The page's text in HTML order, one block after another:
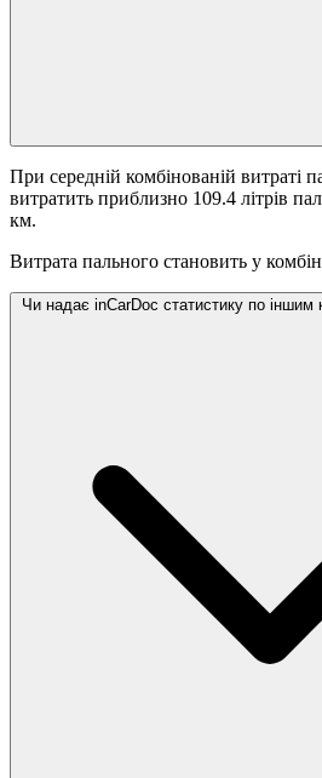
При середній комбінованій витраті
витратить приблизно 109.4 літрів
км.
Витрата пального становить у
Чи надає inCarDoc статистику по іншим